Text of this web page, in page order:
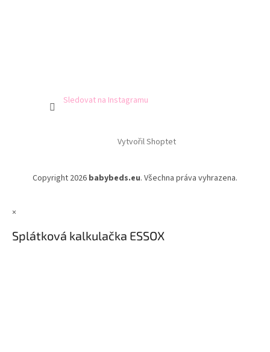
Sledovat na Instagramu
Vytvořil Shoptet
Copyright 2026 babybeds.eu. Všechna práva vyhrazena.
×
Splátková kalkulačka ESSOX